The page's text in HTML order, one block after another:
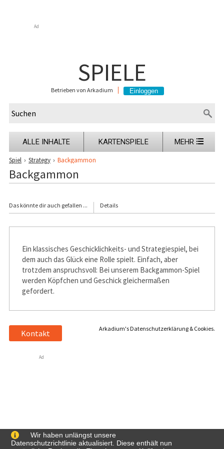
Ad
SPIELE
Betrieben von Arkadium
ALLE INHALTE KARTENSPIELE MEHR
Spiel › Strategy › Backgammon
Backgammon
Das könnte dir auch gefallen ... Details
Ein klassisches Geschicklichkeits- und Strategiespiel, bei
dem auch das Glück eine Rolle spielt. Einfach, aber
trotzdem anspruchsvoll: Bei unserem Backgammon-Spiel
werden Köpfchen und Geschick gleichermaßen
gefordert.
Arkadium's Datenschutzerklärung & Cookies.
Kontakt
Ad
Wir haben unlängst unsere
Datenschutzrichtlinie aktualisiert. Diese enthält nun